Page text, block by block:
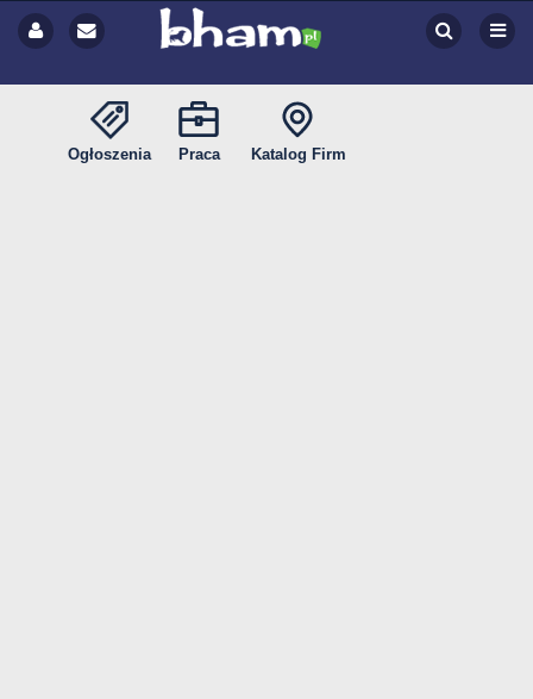
Ogłoszenia Praca Katalog Firm